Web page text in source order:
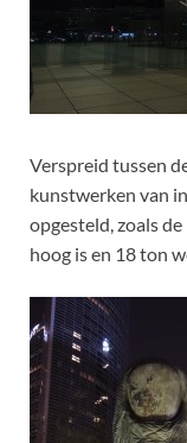
Verspreid tussen
kunstwerken van
opgesteld, zoals de
hoog is en 18 ton